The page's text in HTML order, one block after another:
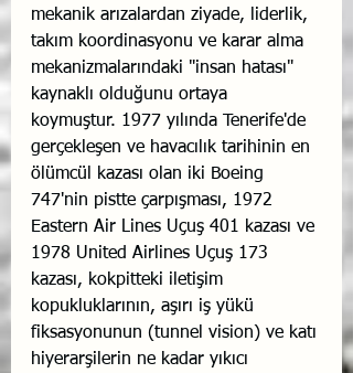
mekanik arızalardan ziyade, liderlik,
takım koordinasyonu ve karar alma
mekanizmalarındaki "insan hatası"
kaynaklı olduğunu ortaya
koymuştur. 1977 yılında Tenerife'de
gerçekleşen ve havacılık tarihinin en
ölümcül kazası olan iki Boeing
747'nin pistte çarpışması, 1972
Eastern Air Lines Uçuş 401 kazası ve
1978 United Airlines Uçuş 173
kazası, kokpitteki iletişim
kopukluklarının, aşırı iş yükü
fiksasyonunun (tunnel vision) ve katı
hiyerarşilerin ne kadar yıkıcı